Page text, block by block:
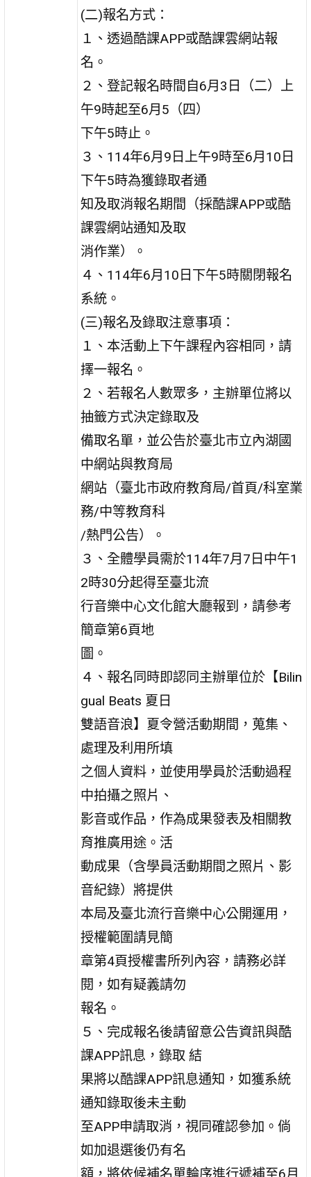
(二)報名方式：
１、透過酷課APP或酷課雲網站報
名。
２、登記報名時間自6月3日（二）上
午9時起至6月5（四）
下午5時止。
３、114年6月9日上午9時至6月10日
下午5時為獲錄取者通
知及取消報名期間（採酷課APP或酷
課雲網站通知及取
消作業）。
４、114年6月10日下午5時關閉報名
系統。
(三)報名及錄取注意事項：
１、本活動上下午課程內容相同，請
擇一報名。
２、若報名人數眾多，主辦單位將以
抽籤方式決定錄取及
備取名單，並公告於臺北市立內湖國
中網站與教育局
網站（臺北市政府教育局/首頁/科室業
務/中等教育科
/熱門公告）。
３、全體學員需於114年7月7日中午1
2時30分起得至臺北流
行音樂中心文化館大廳報到，請參考
簡章第6頁地
圖。
４、報名同時即認同主辦單位於【Bilin
gual Beats 夏日
雙語音浪】夏令營活動期間，蒐集、
處理及利用所填
之個人資料，並使用學員於活動過程
中拍攝之照片、
影音或作品，作為成果發表及相關教
育推廣用途。活
動成果（含學員活動期間之照片、影
音紀錄）將提供
本局及臺北流行音樂中心公開運用，
授權範圍請見簡
章第4頁授權書所列內容，請務必詳
閱，如有疑義請勿
報名。
５、完成報名後請留意公告資訊與酷
課APP訊息，錄取 結
果將以酷課APP訊息通知，如獲系統
通知錄取後未主動
至APP申請取消，視同確認參加。倘
如加退選後仍有名